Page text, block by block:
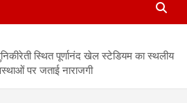
स्थित पूर्णानंद खेल स्टेडियम का स्थलीय
पर जताई नाराजगी